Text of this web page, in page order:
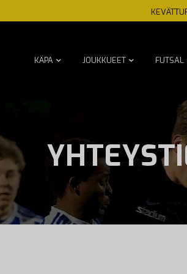
KÄPA JOUKKUEET FUTSAL